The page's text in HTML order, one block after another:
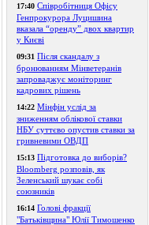
17:40 Співробітниця Офісу
Генпрокурора Луцишина
вказала “оренду” двох квартир
у Києві
09:31 Після скандалу з
бронюванням Мінветеранів
запроваджує моніторинг
кадрових рішень
14:22 Мінфін услід за
зниженням облікової ставки
НБУ суттєво опустив ставки за
гривневими ОВДП
15:13 Підготовка до виборів?
Bloomberg розповів, як
Зеленський шукає собі
союзників
16:14 Голові фракції
"Батьківщина" Юлії Тимошенко